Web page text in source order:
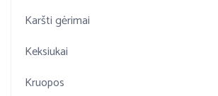
Karšti gėrimai
Keksiukai
Kruopos